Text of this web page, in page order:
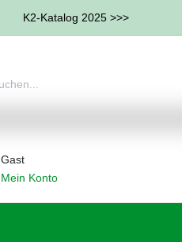
K2-Katalog 2025 >>>
Gast
Mein Konto